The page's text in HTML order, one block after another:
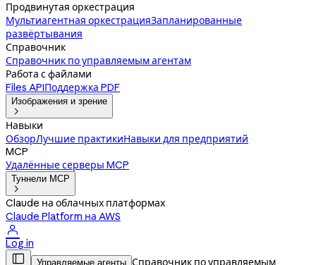
Продвинутая оркестрация
Мультиагентная оркестрацияЗапланированные
развёртывания
Справочник
Справочник по управляемым агентам
Работа с файлами
Files APIПоддержка PDF
Изображения и зрение

Навыки
ОбзорЛучшие практикиНавыки для предприятий
MCP
Удалённые серверы MCP
Туннели MCP

Claude на облачных платформах
Claude Platform на AWS

Log in
 Управляемые агенты Справочник по управляемым